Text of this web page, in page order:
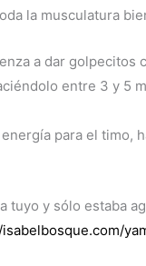
la musculatura
a dar
entre 3 y 5
para el
tuyo y sólo estaba